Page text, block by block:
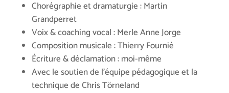
Chorégraphie et dramaturgie : Martin
Grandperret
Voix & coaching vocal : Merle Anne Jorge
Composition musicale : Thierry Fournié
Écriture & déclamation : moi-même
Avec le soutien de l’équipe pédagogique et la
technique de Chris Törneland